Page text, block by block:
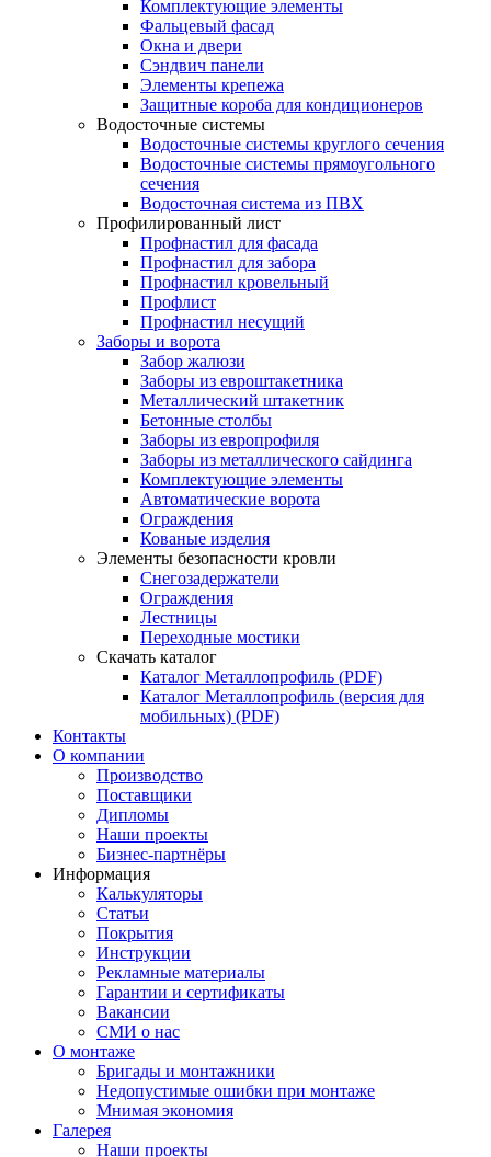
Комплектующие элементы
Фальцевый фасад
Окна и двери
Сэндвич панели
Элементы крепежа
Защитные короба для кондиционеров
Водосточные системы
Водосточные системы круглого сечения
Водосточные системы прямоугольного
сечения
Водосточная система из ПВХ
Профилированный лист
Профнастил для фасада
Профнастил для забора
Профнастил кровельный
Профлист
Профнастил несущий
Заборы и ворота
Забор жалюзи
Заборы из евроштакетника
Металлический штакетник
Бетонные столбы
Заборы из европрофиля
Заборы из металлического сайдинга
Комплектующие элементы
Автоматические ворота
Ограждения
Кованые изделия
Элементы безопасности кровли
Снегозадержатели
Ограждения
Лестницы
Переходные мостики
Скачать каталог
Каталог Металлопрофиль (PDF)
Каталог Металлопрофиль (версия для
мобильных) (PDF)
Контакты
О компании
Производство
Поставщики
Дипломы
Наши проекты
Бизнес-партнёры
Информация
Калькуляторы
Статьи
Покрытия
Инструкции
Рекламные материалы
Гарантии и сертификаты
Вакансии
СМИ о нас
О монтаже
Бригады и монтажники
Недопустимые ошибки при монтаже
Мнимая экономия
Галерея
Наши проекты